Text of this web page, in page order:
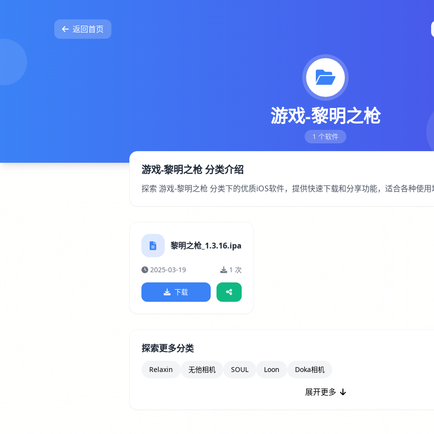
返回首页
游戏-黎明之枪
1 个软件
游戏-黎明之枪 分类介绍
探索 游戏-黎明之枪 分类下的优质iOS软件，提供快速下载和分享功能，适合各种使用
黎明之枪_1.3.16.ipa
2025-03-19 1 次
下载
探索更多分类
Relaxin 无他相机 SOUL Loon Doka相机
展开更多